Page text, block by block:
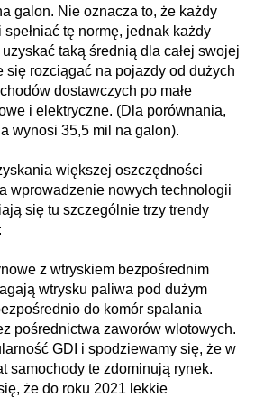
galon. Nie oznacza to, że każdy
tę normę, jednak każdy
taką średnią dla całej swojej
się rozciągać na pojazdy od dużych
dostawczych po małe
i elektryczne. (Dla porównania,
wynosi 35,5 mil na galon).
większej oszczędności
wprowadzenie nowych technologii
się tu szczególnie trzy trendy
z wtryskiem bezpośrednim
wtrysku paliwa pod dużym
do komór spalania
pośrednictwa zaworów wlotowych.
GDI i spodziewamy się, że w
samochody te zdominują rynek.
że do roku 2021 lekkie